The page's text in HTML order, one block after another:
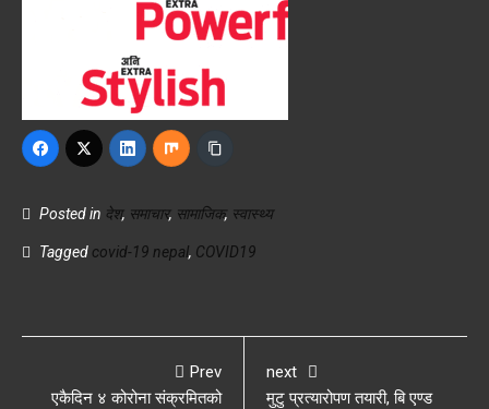
Posted in देश, समाचार, सामाजिक, स्वास्थ्य
Tagged covid-19 nepal, COVID19
Prev
एकैदिन ४ कोरोना संक्रमितको
next
मुटु प्रत्यारोपण तयारी, बि एण्ड